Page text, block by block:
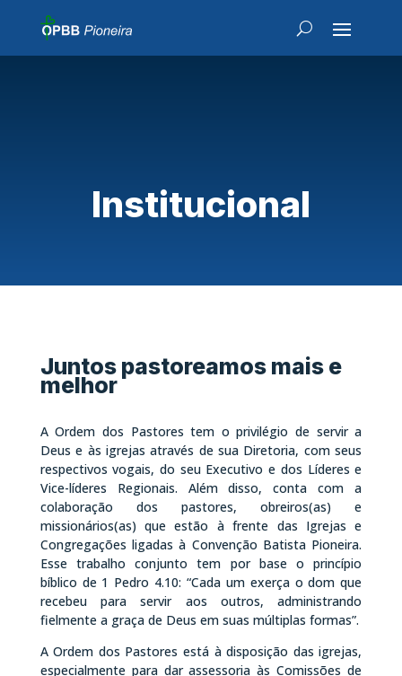
Institucional
Juntos pastoreamos mais e
melhor
A Ordem dos Pastores tem o privilégio de servir a
Deus e às igrejas através de sua Diretoria, com seus
respectivos vogais, do seu Executivo e dos Líderes e
Vice-líderes Regionais. Além disso, conta com a
colaboração dos pastores, obreiros(as) e
missionários(as) que estão à frente das Igrejas e
Congregações ligadas à Convenção Batista Pioneira.
Esse trabalho conjunto tem por base o princípio
bíblico de 1 Pedro 4.10: “Cada um exerça o dom que
recebeu para servir aos outros, administrando
fielmente a graça de Deus em suas múltiplas formas”.
A Ordem dos Pastores está à disposição das igrejas,
especialmente para dar assessoria às Comissões de